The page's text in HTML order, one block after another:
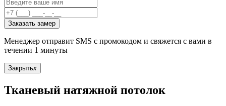
Заказать замер
Менеджер отправит SMS с промокодом и свяжется с вами в
течении 1 минуты
Закрытьx
Тканевый натяжной потолок